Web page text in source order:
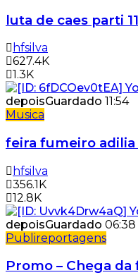
luta de caes parti 11
hfsilva
627.4K
1.3K
depoisGuardado 11:54
Musica
feira fumeiro adilia
hfsilva
356.1K
12.8K
depoisGuardado 06:38
Publireportagens
Promo – Chega da